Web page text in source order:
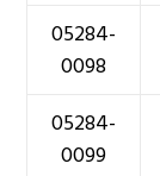
05284-
0098
05284-
0099